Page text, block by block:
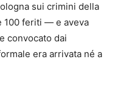
sui crimini della
100 feriti — e aveva
convocato dai
era arrivata né a